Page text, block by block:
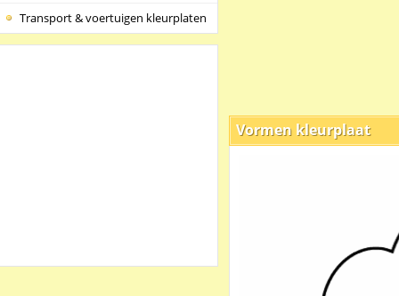
Transport & voertuigen kleurplaten
Vormen kleurplaat